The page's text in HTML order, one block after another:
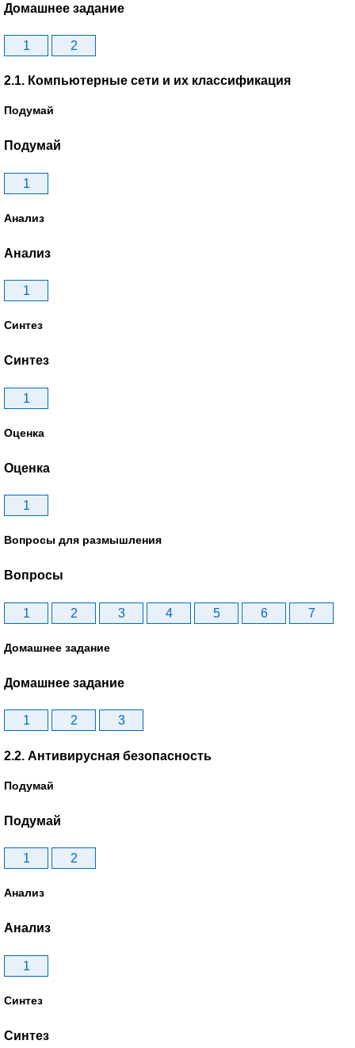
Домашнее задание
1 2
2.1. Компьютерные сети и их классификация
Подумай
Подумай
1
Анализ
Анализ
1
Синтез
Синтез
1
Оценка
Оценка
1
Вопросы для размышления
Вопросы
1 2 3 4 5 6 7
Домашнее задание
Домашнее задание
1 2 3
2.2. Антивирусная безопасность
Подумай
Подумай
1 2
Анализ
Анализ
1
Синтез
Синтез